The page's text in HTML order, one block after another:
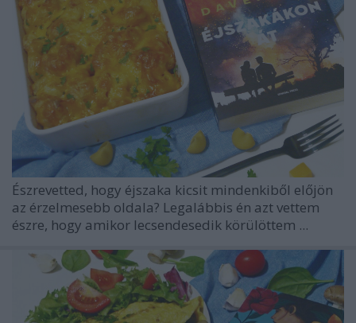
Észrevetted, hogy éjszaka kicsit mindenkiből előjön
az érzelmesebb oldala? Legalábbis én azt vettem
észre, hogy amikor lecsendesedik körülöttem ...